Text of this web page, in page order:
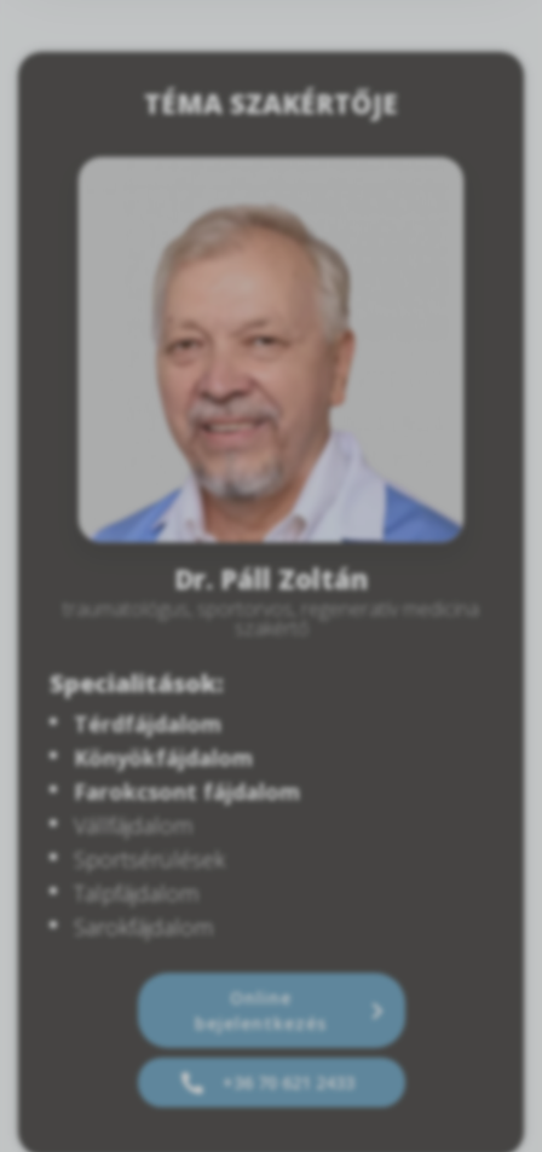
TÉMA SZAKÉRTŐJE
Dr. Páll Zoltán
traumatológus, sportorvos, regeneratív medicina
szakértő
Specialitások:
Térdfájdalom
Könyökfájdalom
Farokcsont fájdalom
Vállfájdalom
Sportsérülések
Talpfájdalom
Sarokfájdalom
Online
bejelentkezés
+36 70 621 2433